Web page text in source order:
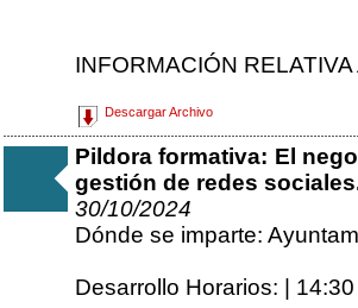
INFORMACIÓN
Descargar Archivo
Pildora formativa: El
gestión de redes
30/10/2024
Dónde se imparte:
Desarrollo Horarios: |